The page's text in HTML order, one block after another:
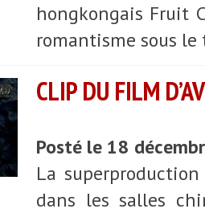
hongkongais Fruit
romantisme sous
CLIP DU FILM
Posté le 18
La
dans les salles